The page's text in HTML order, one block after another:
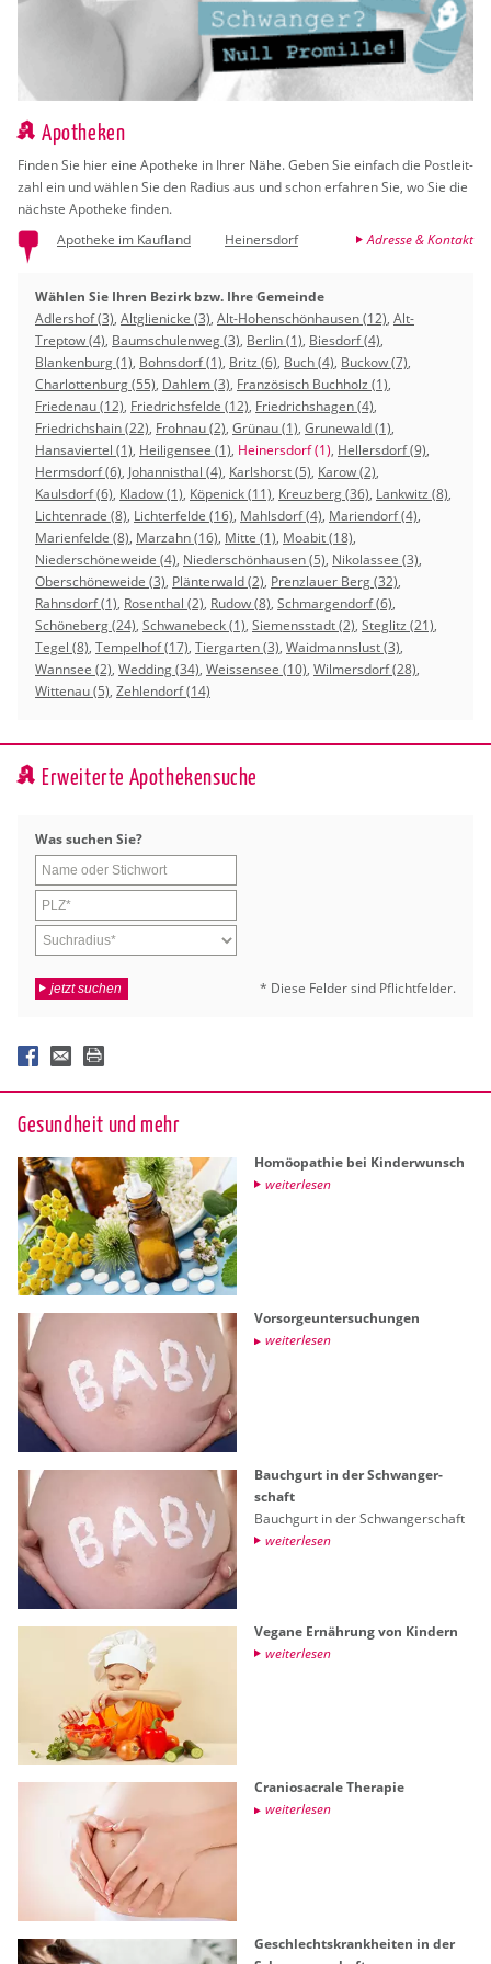
Apotheken
Fin­den Sie hier eine Apo­the­ke in Ihrer Nähe. Geben Sie ein­fach die Post­leit­
zahl ein und wäh­len Sie den Ra­di­us aus und schon er­fah­ren Sie, wo Sie die
nächs­te Apo­the­ke fin­den.
Apotheke im Kaufland
Heinersdorf Adresse & Kontakt
Wählen Sie Ihren Bezirk bzw. Ihre Gemeinde
Adlershof (3), Altglienicke (3), Alt-Hohenschönhausen (12), Alt-
Treptow (4), Baumschulenweg (3), Berlin (1), Biesdorf (4),
Blankenburg (1), Bohnsdorf (1), Britz (6), Buch (4), Buckow (7),
Charlottenburg (55), Dahlem (3), Französisch Buchholz (1),
Friedenau (12), Friedrichsfelde (12), Friedrichshagen (4),
Friedrichshain (22), Frohnau (2), Grünau (1), Grunewald (1),
Hansaviertel (1), Heiligensee (1), Heinersdorf (1), Hellersdorf (9),
Hermsdorf (6), Johannisthal (4), Karlshorst (5), Karow (2),
Kaulsdorf (6), Kladow (1), Köpenick (11), Kreuzberg (36), Lankwitz (8),
Lichtenrade (8), Lichterfelde (16), Mahlsdorf (4), Mariendorf (4),
Marienfelde (8), Marzahn (16), Mitte (1), Moabit (18),
Niederschöneweide (4), Niederschönhausen (5), Nikolassee (3),
Oberschöneweide (3), Plänterwald (2), Prenzlauer Berg (32),
Rahnsdorf (1), Rosenthal (2), Rudow (8), Schmargendorf (6),
Schöneberg (24), Schwanebeck (1), Siemensstadt (2), Steglitz (21),
Tegel (8), Tempelhof (17), Tiergarten (3), Waidmannslust (3),
Wannsee (2), Wedding (34), Weissensee (10), Wilmersdorf (28),
Wittenau (5), Zehlendorf (14)
Erweiterte Apothekensuche
Was su­chen Sie?
jetzt suchen * Diese Fel­der sind Pflicht­fel­der.
Ge­sund­heit und mehr
Ho­möo­pa­thie bei Kin­der­wunsch
wei­ter­le­sen
Vor­sor­ge­un­ter­su­chun­gen
wei­ter­le­sen
Bauch­gurt in der Schwan­ger­
schaft
Bauch­gurt in der Schwan­ger­schaft
wei­ter­le­sen
Ve­ga­ne Er­näh­rung von Kin­dern
wei­ter­le­sen
Cra­nio­sa­cra­le The­ra­pie
wei­ter­le­sen
Ge­schlechts­krank­hei­ten in der